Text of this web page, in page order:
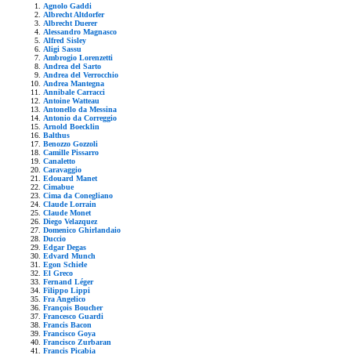
Agnolo Gaddi
Albrecht Altdorfer
Albrecht Duerer
Alessandro Magnasco
Alfred Sisley
Aligi Sassu
Ambrogio Lorenzetti
Andrea del Sarto
Andrea del Verrocchio
Andrea Mantegna
Annibale Carracci
Antoine Watteau
Antonello da Messina
Antonio da Correggio
Arnold Boecklin
Balthus
Benozzo Gozzoli
Camille Pissarro
Canaletto
Caravaggio
Edouard Manet
Cimabue
Cima da Conegliano
Claude Lorrain
Claude Monet
Diego Velazquez
Domenico Ghirlandaio
Duccio
Edgar Degas
Edvard Munch
Egon Schiele
El Greco
Fernand Léger
Filippo Lippi
Fra Angelico
François Boucher
Francesco Guardi
Francis Bacon
Francisco Goya
Francisco Zurbaran
Francis Picabia